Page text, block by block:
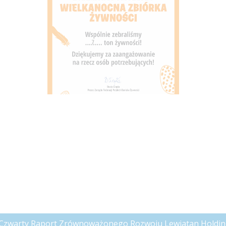
Raport Zrównoważonego Rozwoju Lewiatan